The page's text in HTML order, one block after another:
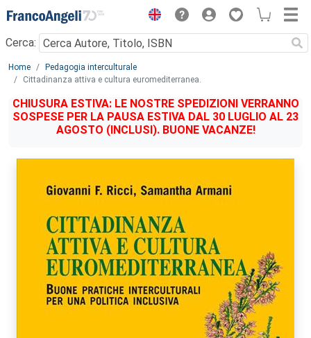
Menu
Cerca:
Main content
Home
Pedagogia interculturale
Cittadinanza attiva e cultura euromediterranea.
CHIUSURA ESTIVA: LE NOSTRE SPEDIZIONI VERRANNO
SOSPESE PER LA PAUSA ESTIVA DAL 30 LUGLIO AL 23
AGOSTO (INCLUSI). BUONE VACANZE!